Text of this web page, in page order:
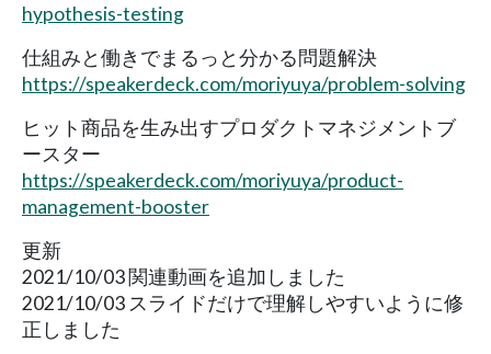
hypothesis-testing
仕組みと働きでまるっと分かる問題解決
https://speakerdeck.com/moriyuya/problem-solving
ヒット商品を生み出すプロダクトマネジメントブ
ースター
https://speakerdeck.com/moriyuya/product-
management-booster
更新
2021/10/03 関連動画を追加しました
2021/10/03 スライドだけで理解しやすいように修
正しました